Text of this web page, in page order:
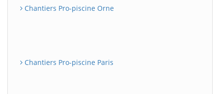
Chantiers Pro-piscine Orne
Chantiers Pro-piscine Paris